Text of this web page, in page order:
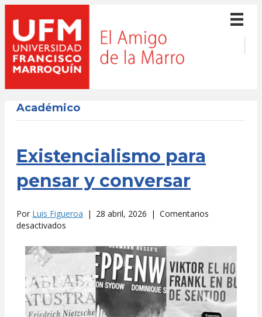
Académico
Existencialismo para
pensar y conversar
Por Luis Figueroa | 28 abril, 2026 | Comentarios
desactivados
para
conversar